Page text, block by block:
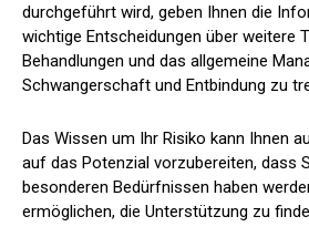
durchgeführt wird, geben Ihnen die
wichtige Entscheidungen über weitere
Behandlungen und das allgemeine
Schwangerschaft und Entbindung zu
Das Wissen um Ihr Risiko kann Ihnen
auf das Potenzial vorzubereiten, dass
besonderen Bedürfnissen haben
ermöglichen, die Unterstützung zu